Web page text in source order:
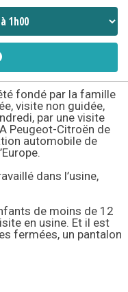
fondé par la famille
visite non guidée,
par une visite
Peugeot-Citroën de
automobile de
dans l’usine,
de moins de 12
en usine. Et il est
fermées, un pantalon